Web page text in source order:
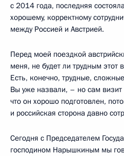
с 2014 года, последняя
хорошему, корректному
между Россией и Австрией.
Перед моей поездкой
меня, не будет ли трудным этот
Есть, конечно, трудные,
Вы уже назвали, – но сам визит
что он хорошо подготовлен,
и российская сторона давно
Сегодня с Председателем
господином Нарышкиным мы